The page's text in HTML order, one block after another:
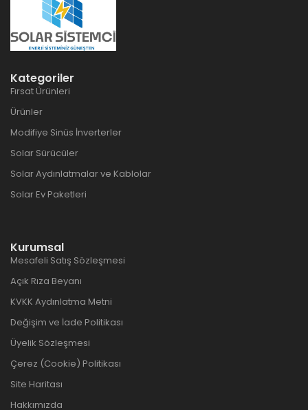
Kategoriler
Fırsat Ürünleri
Ürünler
Modifiye Sinüs İnverterler
Solar Sürücüler
Solar Aydınlatmalar ve Kablolar
Solar Ev Paketleri
Kurumsal
Mesafeli Satış Sözleşmesi
Açık Rıza Beyanı
KVKK Aydınlatma Metni
Değişim ve İade Politikası
Üyelik Sözleşmesi
Çerez (Cookie) Politikası
Site Haritası
Hakkımızda